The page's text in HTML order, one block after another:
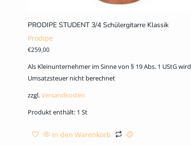
PRODIPE STUDENT 3/4 Schülergitarre Klassik
Prodipe
€259,00
Als Kleinunternehmer im Sinne von § 19 Abs. 1 UStG wird
Umsatzsteuer nicht berechnet
zzgl.Versandkosten
Produkt enthält: 1St
In den Warenkorb